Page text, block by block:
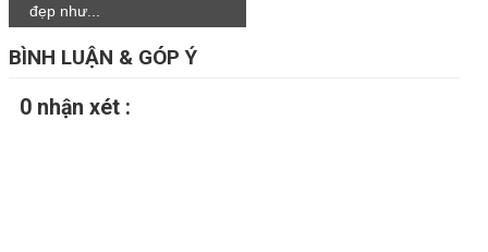
đẹp như...
BÌNH LUẬN & GÓP Ý
0 nhận xét :